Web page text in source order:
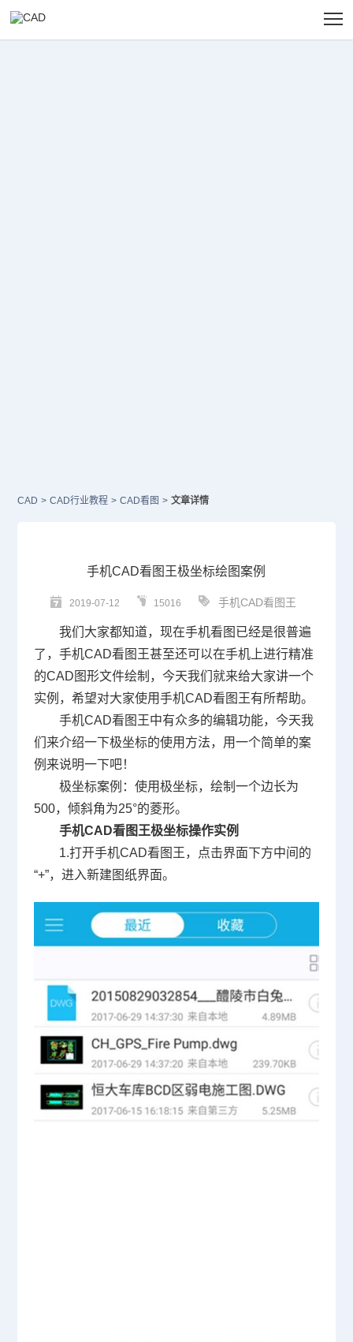
CAD > CAD行业教程 > CAD看图 > 文章详情
手机CAD看图王极坐标绘图案例
2019-07-12 15016 手机CAD看图王
我们大家都知道，现在手机看图已经是很普遍
了，手机CAD看图王甚至还可以在手机上进行精准
的CAD图形文件绘制，今天我们就来给大家讲一个
实例，希望对大家使用手机CAD看图 王有所帮助。
手机CAD看图王中有众多的编辑功能，今天我
们来介绍一下极坐标的使用方法，用一个简单的案
例来说明一下吧！
极坐标案例：使用极坐标，绘制一个边长为
500，倾斜角为25°的菱形。
手机CAD看图王极坐标操作实例
1.打开手机CAD看图王，点击界面下方中间的
“+”，进入新建图纸界面。